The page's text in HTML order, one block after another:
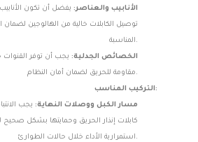
الأنابيب والعناصر: يفضل أن تكون
توصيل الكابلات خالية من الهالوجين لضمان
المناسبة.
الخصائص الجدلية: يجب أن توفر
مقاومة للحريق لضمان أمان النظام.
التركيب المناسب:
مسار الكبل ووصلات النهاية: يجب
كابلات إنذار الحريق وحمايتها بشكل صحيح
استمرارية الأداء خلال حالات الطوارئ.